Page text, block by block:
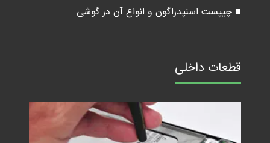
■ چیپست اسنپدراگون و انواع آن در گوشی
قطعات داخلی